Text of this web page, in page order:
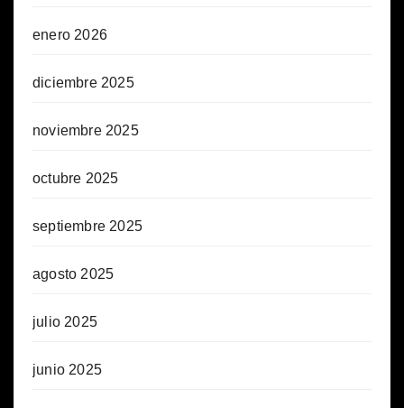
enero 2026
diciembre 2025
noviembre 2025
octubre 2025
septiembre 2025
agosto 2025
julio 2025
junio 2025